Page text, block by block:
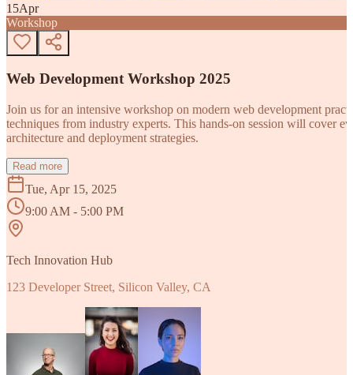
15Apr
Workshop
Web Development Workshop 2025
Join us for an intensive workshop on modern web development
techniques from industry experts. This hands-on session will cover
architecture and deployment strategies.
Read more
Tue, Apr 15, 2025
9:00 AM - 5:00 PM
Tech Innovation Hub
123 Developer Street, Silicon Valley, CA